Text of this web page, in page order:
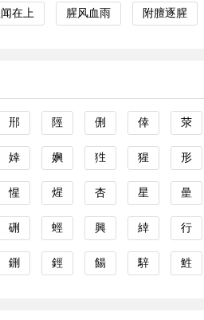
在上 腥风血雨 附膻逐腥
郉 陘 侀 倖 荥
婞 嬹 狌 猩 形
惺 煋 杏 星 曐
硎 蛵 興 緈 行
鉶 鋞 餳 騂 鮏